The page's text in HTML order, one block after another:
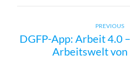
B
PREVIOUS
DGFP-App: Arbeit 4.0
Arbeitswelt von